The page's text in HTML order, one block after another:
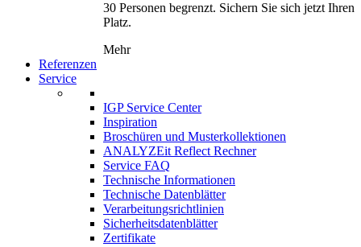
30 Personen begrenzt. Sichern Sie sich jetzt Ihren
Platz.
Mehr
Referenzen
Service
IGP Service Center
Inspiration
Broschüren und Musterkollektionen
ANALYZEit Reflect Rechner
Service FAQ
Technische Informationen
Technische Datenblätter
Verarbeitungsrichtlinien
Sicherheitsdatenblätter
Zertifikate